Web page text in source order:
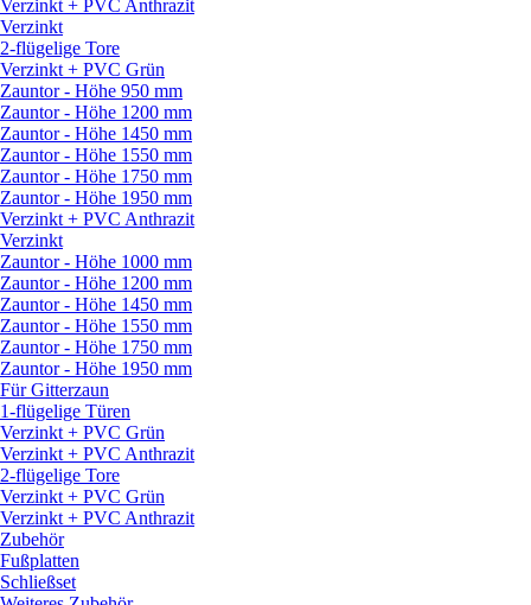
Verzinkt + PVC Anthrazit
Verzinkt
2-flügelige Tore
Verzinkt + PVC Grün
Zauntor - Höhe 950 mm
Zauntor - Höhe 1200 mm
Zauntor - Höhe 1450 mm
Zauntor - Höhe 1550 mm
Zauntor - Höhe 1750 mm
Zauntor - Höhe 1950 mm
Verzinkt + PVC Anthrazit
Verzinkt
Zauntor - Höhe 1000 mm
Zauntor - Höhe 1200 mm
Zauntor - Höhe 1450 mm
Zauntor - Höhe 1550 mm
Zauntor - Höhe 1750 mm
Zauntor - Höhe 1950 mm
Für Gitterzaun
1-flügelige Türen
Verzinkt + PVC Grün
Verzinkt + PVC Anthrazit
2-flügelige Tore
Verzinkt + PVC Grün
Verzinkt + PVC Anthrazit
Zubehör
Fußplatten
Schließset